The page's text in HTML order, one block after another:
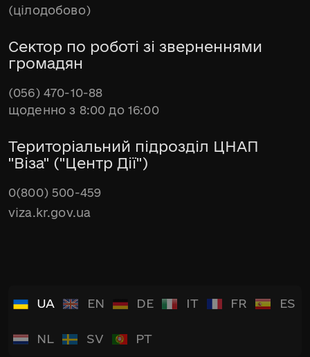
(цілодобово)
Сектор по роботі зі зверненнями
громадян
(056) 470-10-88
щоденно з 8:00 до 16:00
Територіальний підрозділ ЦНАП
"Віза" ("Центр Дії")
0(800) 500-459
viza.kr.gov.ua
UA EN DE IT FR ES
NL SV PT